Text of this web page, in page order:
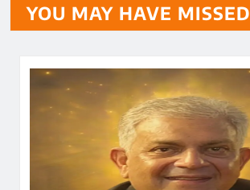
YOU MAY HAVE MISSED